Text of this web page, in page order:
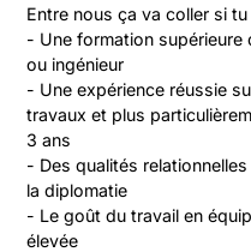
Entre nous ça va coller si tu
- Une formation
ou ingénieur
- Une expérience réussie
travaux et plus
3 ans
- Des qualités
la diplomatie
- Le goût du travail en
élevée